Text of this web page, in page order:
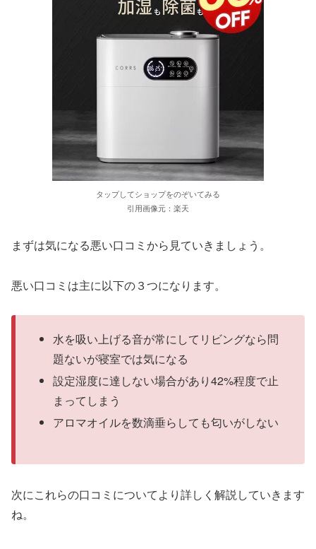
タップしてショップをのぞいてみる
引用画像元：楽天
まずは気になる悪い口コミから見ていきましょう。
悪い口コミは主に以下の３つになります。
水を吸い上げる音が常にしてリビングなら問
題ないが寝室では気になる
設定湿度に達しない場合があり42%程度で止
まってしまう
アロマオイルを数滴垂らしても匂いがしない
次にこれらの口コミについてより詳しく解説していきます
ね。